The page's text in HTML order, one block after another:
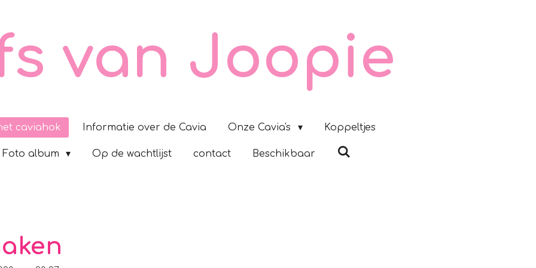
van Joopie
caviahok Informatie over de Cavia Onze Cavia's Koppeltjes
Foto album Op de wachtlijst contact Beschikbaar